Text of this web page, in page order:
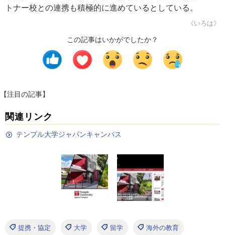
トナー校との連携も積極的に進めているとしている。
《いろは》
この記事はいかがでしたか？
【注目の記事】
関連リンク
テンプル大学ジャパンキャンパス
提携・協定 大学 留学 海外の教育